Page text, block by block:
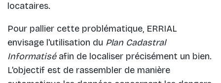
locataires.
Pour pallier cette problématique, ERRIAL
envisage l'utilisation du Plan Cadastral
Informatiséafin de localiser précisément un bien.
L'objectif est de rassembler de manière